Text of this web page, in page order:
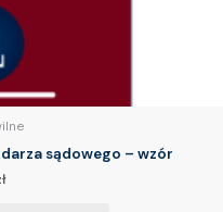
sądowego – wzór